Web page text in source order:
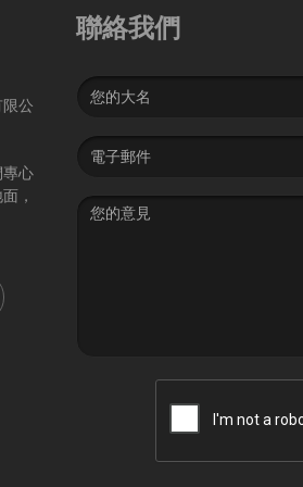
公
心
，
聯絡我們
Name
Email
address
Message